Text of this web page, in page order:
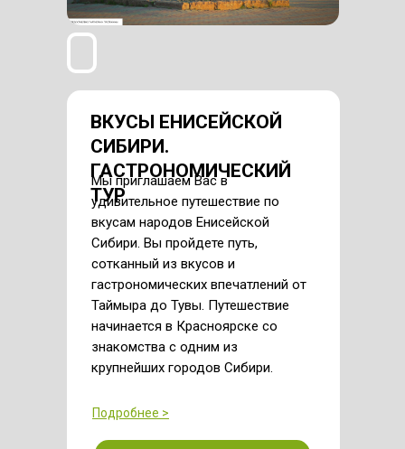
ВКУСЫ ЕНИСЕЙСКОЙ
СИБИРИ.
ГАСТРОНОМИЧЕСКИЙ
ТУР
Мы приглашаем Вас в
удивительное путешествие по
вкусам народов Енисейской
Сибири. Вы пройдете путь,
сотканный из вкусов и
гастрономических впечатлений от
Таймыра до Тувы. Путешествие
начинается в Красноярске со
знакомства с одним из
крупнейших городов Сибири.
Подробнее >